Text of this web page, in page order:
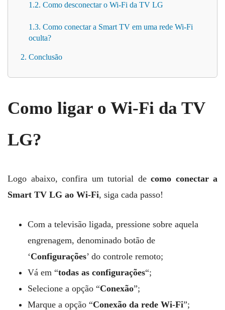
1.2. Como desconectar o Wi-Fi da TV LG
1.3. Como conectar a Smart TV em uma rede Wi-Fi
oculta?
2. Conclusão
Como ligar o Wi-Fi da TV
LG?
Logo abaixo, confira um tutorial de como conectar a
Smart TV LG ao Wi-Fi, siga cada passo!
Com a televisão ligada, pressione sobre aquela
engrenagem, denominado botão de
‘Configurações’ do controle remoto;
Vá em “todas as configurações“;
Selecione a opção “Conexão”;
Marque a opção “Conexão da rede Wi-Fi”;